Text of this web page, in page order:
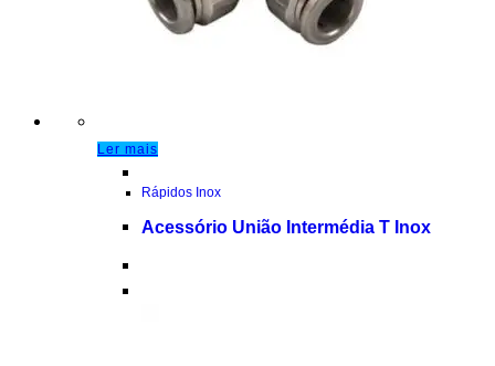
Ler mais
Rápidos Inox
Acessório União Intermédia T Inox